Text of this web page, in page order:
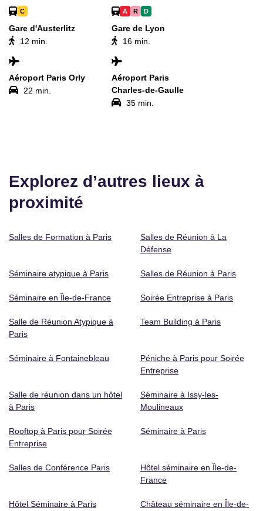
C
Gare d'Austerlitz
12 min.
A R D
Gare de Lyon
16 min.
Aéroport Paris Orly
22 min.
Aéroport Paris
Charles-de-Gaulle
35 min.
Explorez d’autres lieux à
proximité
Salles de Formation à Paris
Salles de Réunion à La
Défense
Séminaire atypique à Paris Salles de Réunion à Paris
Séminaire en Île-de-France Soirée Entreprise à Paris
Salle de Réunion Atypique à
Paris
Team Building à Paris
Séminaire à Fontainebleau
Péniche à Paris pour Soirée
Entreprise
Salle de réunion dans un hôtel
à Paris
Séminaire à Issy-les-
Moulineaux
Rooftop à Paris pour Soirée
Entreprise
Séminaire à Paris
Salles de Conférence Paris
Hôtel séminaire en Île-de-
France
Hôtel Séminaire à Paris
Château séminaire en Île-de-